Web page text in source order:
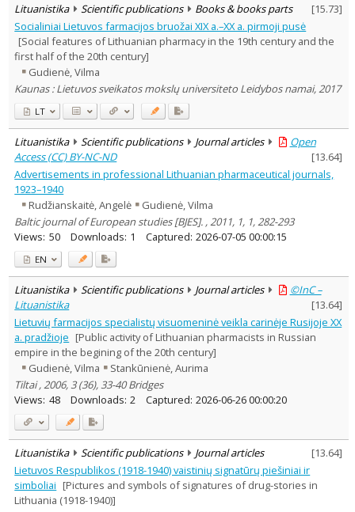
Lituanistika Scientific publications Books & books parts [15.73]
Socialiniai Lietuvos farmacijos bruožai XIX a.–XX a. pirmoji pusė
[Social features of Lithuanian pharmacy in the 19th century and the
first half of the 20th century]
Gudienė, Vilma
Kaunas : Lietuvos sveikatos mokslų universiteto Leidybos namai, 2017
LT
Lituanistika Scientific publications Journal articles
Open
Access (CC) BY-NC-ND
[13.64]
Advertisements in professional Lithuanian pharmaceutical journals,
1923–1940
Rudžianskaitė, Angelė
Gudienė, Vilma
Baltic journal of European studies [BJES]. , 2011, 1, 1, 282-293
Views: 50 Downloads: 1 Captured: 2026-07-05 00:00:15
EN
Lituanistika Scientific publications Journal articles
©InC –
Lituanistika
[13.64]
Lietuvių farmacijos specialistų visuomeninė veikla carinėje Rusijoje XX
a. pradžioje [Public activity of Lithuanian pharmacists in Russian
empire in the begining of the 20th century]
Gudienė, Vilma
Stankūnienė, Aurima
Tiltai , 2006, 3 (36), 33-40 Bridges
Views: 48 Downloads: 2 Captured: 2026-06-26 00:00:20
Lituanistika Scientific publications Journal articles [13.64]
Lietuvos Respublikos (1918-1940) vaistinių signatūrų piešiniai ir
simboliai [Pictures and symbols of signatures of drug-stories in
Lithuania (1918-1940)]